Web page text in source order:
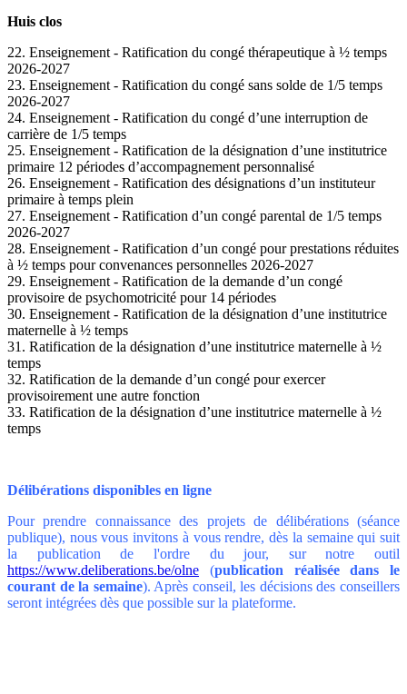
Huis clos
22. Enseignement - Ratification du congé thérapeutique à ½ temps
2026-2027
23. Enseignement - Ratification du congé sans solde de 1/5 temps
2026-2027
24. Enseignement - Ratification du congé d’une interruption de
carrière de 1/5 temps
25. Enseignement - Ratification de la désignation d’une institutrice
primaire 12 périodes d’accompagnement personnalisé
26. Enseignement - Ratification des désignations d’un instituteur
primaire à temps plein
27. Enseignement - Ratification d’un congé parental de 1/5 temps
2026-2027
28. Enseignement - Ratification d’un congé pour prestations réduites
à ½ temps pour convenances personnelles 2026-2027
29. Enseignement - Ratification de la demande d’un congé
provisoire de psychomotricité pour 14 périodes
30. Enseignement - Ratification de la désignation d’une institutrice
maternelle à ½ temps
31. Ratification de la désignation d’une institutrice maternelle à ½
temps
32. Ratification de la demande d’un congé pour exercer
provisoirement une autre fonction
33. Ratification de la désignation d’une institutrice maternelle à ½
temps
Délibérations disponibles en ligne
Pour prendre connaissance des projets de délibérations (séance
publique), nous vous invitons à vous rendre, dès la semaine qui suit
la publication de l'ordre du jour, sur notre outil
https://www.deliberations.be/olne (publication réalisée
dans le
courant de la semaine). Après conseil, les décisions des conseillers
seront intégrées dès que possible sur la plateforme.